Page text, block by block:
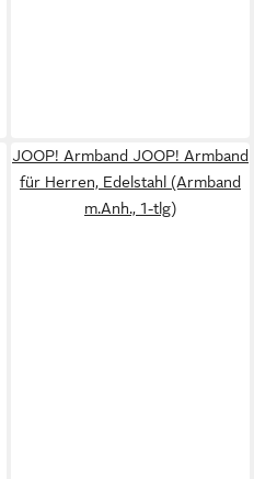
JOOP! Armband JOOP! Armband
für Herren, Edelstahl (Armband
m.Anh., 1-tlg)